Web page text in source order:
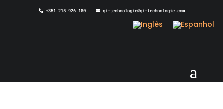
+351 215 926 100 qi-technologie@qi-technologie.com